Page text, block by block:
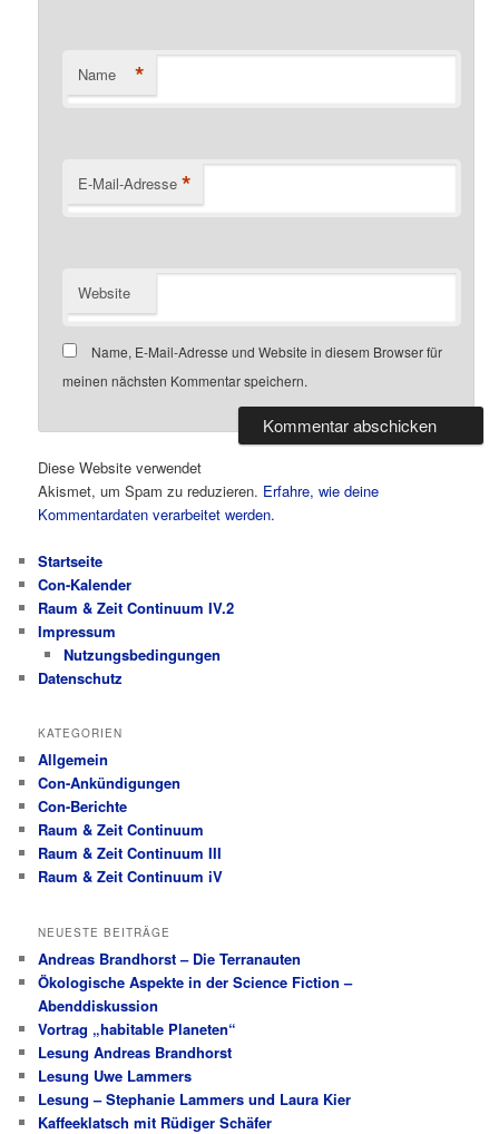
Name *
E-Mail-Adresse *
Website
Name, E-Mail-Adresse und Website in diesem Browser für
meinen nächsten Kommentar speichern.
Diese Website verwendet
Akismet, um Spam zu reduzieren. Erfahre, wie deine
Kommentardaten verarbeitet werden.
Startseite
Con-Kalender
Raum & Zeit Continuum IV.2
Impressum
Nutzungsbedingungen
Datenschutz
KATEGORIEN
Allgemein
Con-Ankündigungen
Con-Berichte
Raum & Zeit Continuum
Raum & Zeit Continuum III
Raum & Zeit Continuum iV
NEUESTE BEITRÄGE
Andreas Brandhorst – Die Terranauten
Ökologische Aspekte in der Science Fiction –
Abenddiskussion
Vortrag „habitable Planeten“
Lesung Andreas Brandhorst
Lesung Uwe Lammers
Lesung – Stephanie Lammers und Laura Kier
Kaffeeklatsch mit Rüdiger Schäfer